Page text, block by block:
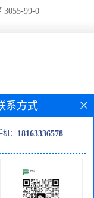
3055-99-0
系方式
机： 18163336578